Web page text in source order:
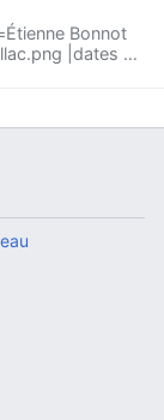
Bonnot
|dates =